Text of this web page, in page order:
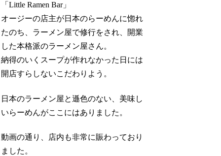
「Little Ramen Bar」
オージーの店主が日本のらーめんに惚れ
たのち、ラーメン屋で修行をされ、開業
した本格派のラーメン屋さん。
納得のいくスープが作れなかった日には
開店すらしないこだわりよう。
日本のラーメン屋と遜色のない、美味し
いらーめんがここにはありました。
動画の通り、店内も非常に賑わっており
ました。